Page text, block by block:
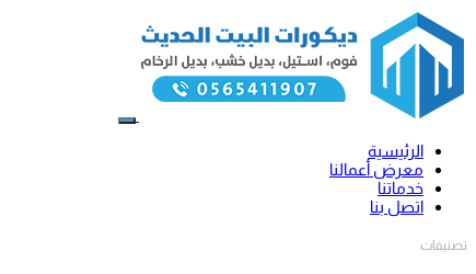
الرئيسية
معرض أعمالنا
خدماتنا
اتصل بنا
تصنيفات